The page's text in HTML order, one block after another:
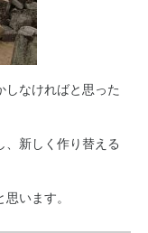
しなければと思った
、新しく作り替える
います。